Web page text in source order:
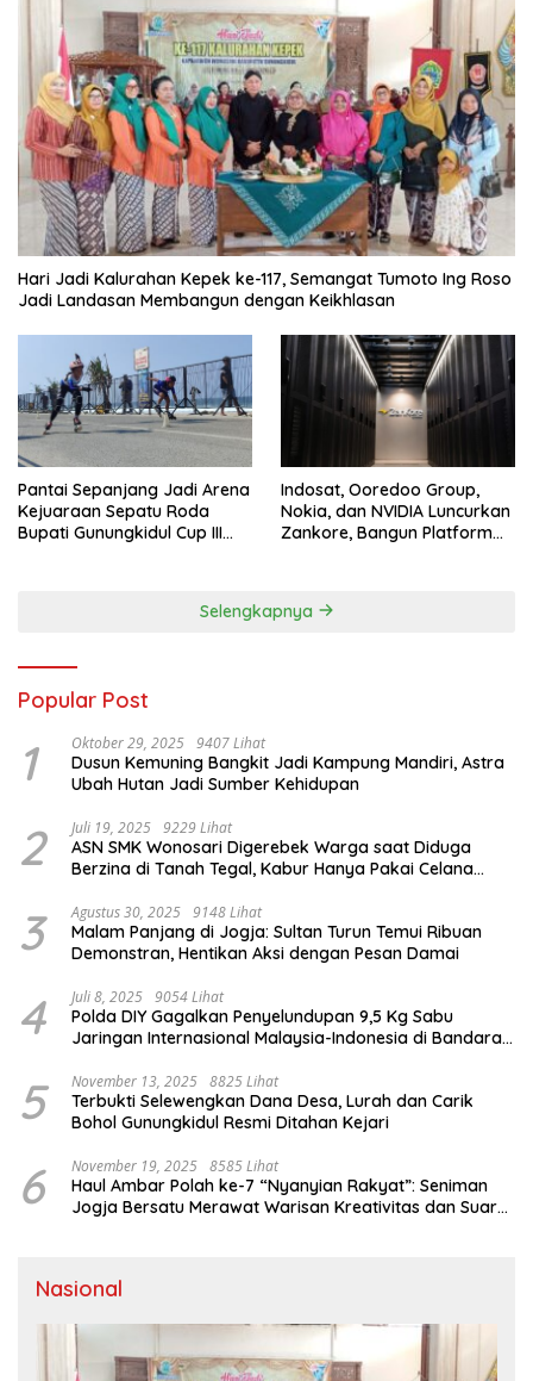
Hari Jadi Kalurahan Kepek ke-117, Semangat Tumoto Ing Roso
Jadi Landasan Membangun dengan Keikhlasan
Pantai Sepanjang Jadi Arena
Kejuaraan Sepatu Roda
Bupati Gunungkidul Cup III
Indosat, Ooredoo Group,
Nokia, dan NVIDIA Luncurkan
Zankore, Bangun Platform
Selengkapnya
Popular Post
1 Oktober 29, 2025 9407 Lihat
Dusun Kemuning Bangkit Jadi Kampung Mandiri, Astra
Ubah Hutan Jadi Sumber Kehidupan
2 Juli 19, 2025 9229 Lihat
ASN SMK Wonosari Digerebek Warga saat Diduga
Berzina di Tanah Tegal, Kabur Hanya Pakai Celana
3 Agustus 30, 2025 9148 Lihat
Malam Panjang di Jogja: Sultan Turun Temui Ribuan
Demonstran, Hentikan Aksi dengan Pesan Damai
4 Juli 8, 2025 9054 Lihat
Polda DIY Gagalkan Penyelundupan 9,5 Kg Sabu
Jaringan Internasional Malaysia-Indonesia di Bandara
5 November 13, 2025 8825 Lihat
Terbukti Selewengkan Dana Desa, Lurah dan Carik
Bohol Gunungkidul Resmi Ditahan Kejari
6 November 19, 2025 8585 Lihat
Haul Ambar Polah ke-7 “Nyanyian Rakyat”: Seniman
Jogja Bersatu Merawat Warisan Kreativitas dan Suara
Nasional